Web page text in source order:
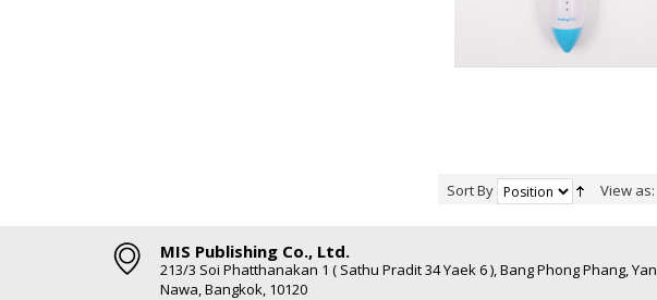
Sort By View as:
MIS Publishing Co., Ltd.
213/3 Soi Phatthanakan 1 ( Sathu Pradit 34 Yaek 6 ), Bang Phong Phang, Yan
Nawa, Bangkok, 10120